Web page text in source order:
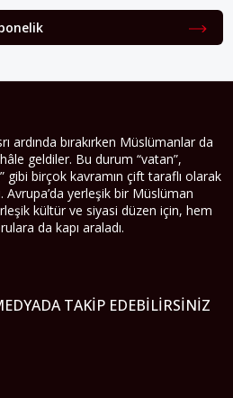
ardında bırakırken Müslümanlar da
geldiler. Bu durum “vatan”,
gibi birçok kavramın çift taraflı olarak
yerleşik bir Müslüman
kültür ve siyasi düzen için, hem
da kapı araladı.
TAKIP EDEBILIRSINIZ